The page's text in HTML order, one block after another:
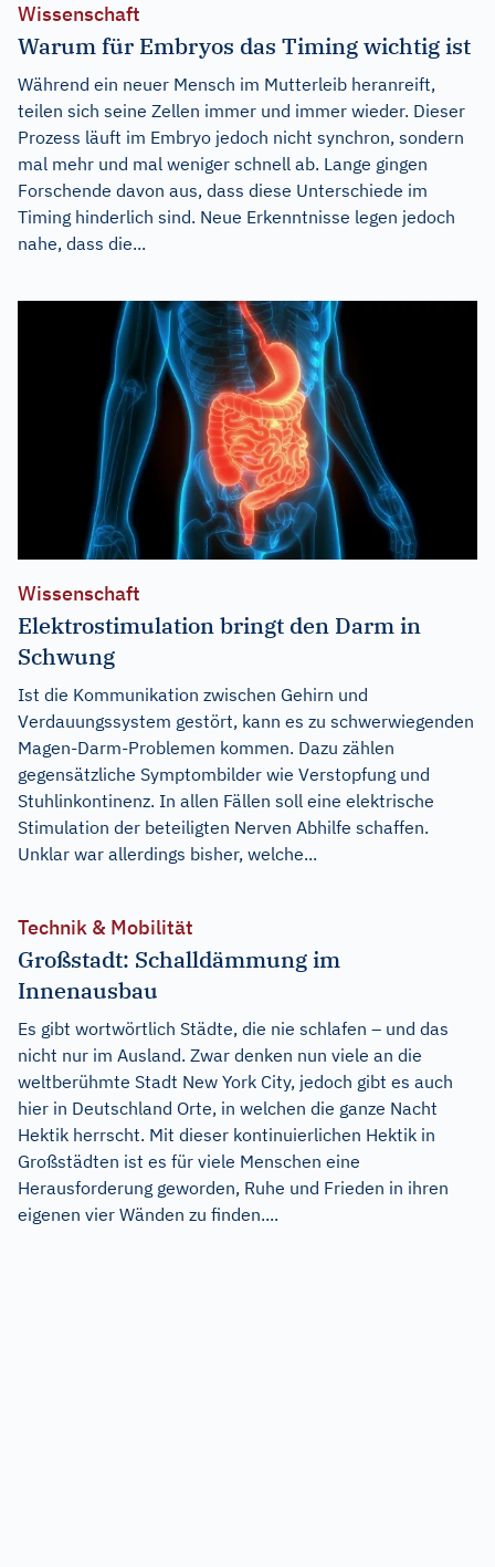
Wissenschaft
Warum für Embryos das Timing wichtig ist
Während ein neuer Mensch im Mutterleib heranreift,
teilen sich seine Zellen immer und immer wieder. Dieser
Prozess läuft im Embryo jedoch nicht synchron, sondern
mal mehr und mal weniger schnell ab. Lange gingen
Forschende davon aus, dass diese Unterschiede im
Timing hinderlich sind. Neue Erkenntnisse legen jedoch
nahe, dass die...
Wissenschaft
Elektrostimulation bringt den Darm in
Schwung
Ist die Kommunikation zwischen Gehirn und
Verdauungssystem gestört, kann es zu schwerwiegenden
Magen-Darm-Problemen kommen. Dazu zählen
gegensätzliche Symptombilder wie Verstopfung und
Stuhlinkontinenz. In allen Fällen soll eine elektrische
Stimulation der beteiligten Nerven Abhilfe schaffen.
Unklar war allerdings bisher, welche...
Technik & Mobilität
Großstadt: Schalldämmung im
Innenausbau
Es gibt wortwörtlich Städte, die nie schlafen – und das
nicht nur im Ausland. Zwar denken nun viele an die
weltberühmte Stadt New York City, jedoch gibt es auch
hier in Deutschland Orte, in welchen die ganze Nacht
Hektik herrscht. Mit dieser kontinuierlichen Hektik in
Großstädten ist es für viele Menschen eine
Herausforderung geworden, Ruhe und Frieden in ihren
eigenen vier Wänden zu finden....